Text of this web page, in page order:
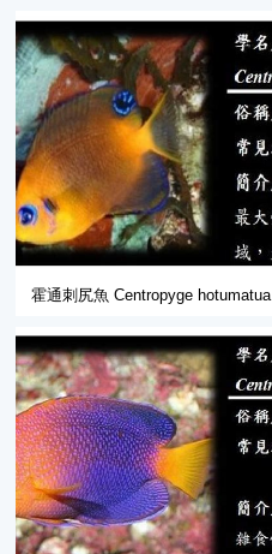
霍通刺尻魚 Centropyge hotumatua